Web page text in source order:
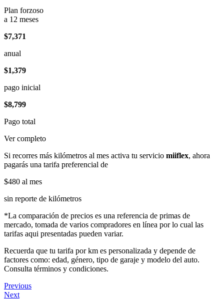
Plan forzoso
a 12 meses
$7,371
anual
$1,379
pago inicial
$8,799
Pago total
Ver completo
Si recorres más kilómetros al mes activa tu servicio miiflex, ahora
pagarás una tarifa preferencial de
$480 al mes
sin reporte de kilómetros
*La comparación de precios es una referencia de primas de
mercado, tomada de varios compradores en línea por lo cual las
tarifas aqui presentadas pueden variar.
Recuerda que tu tarifa por km es personalizada y depende de
factores como: edad, género, tipo de garaje y modelo del auto.
Consulta términos y condiciones.
Previous
Next